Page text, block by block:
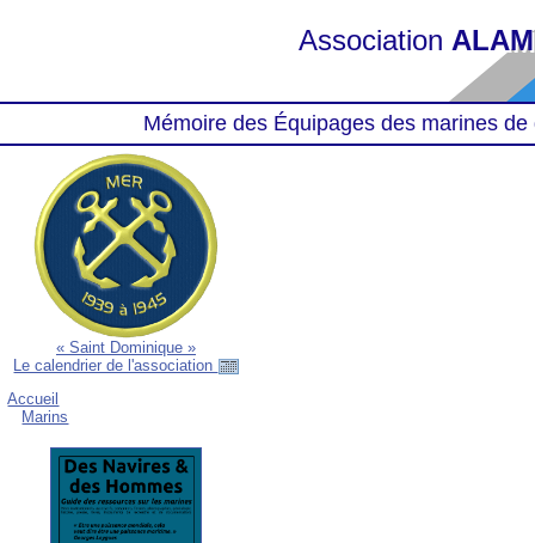
Association
Mémoire des Équipages des marines
« Saint Dominique »
Le calendrier de l'association
Accueil
Marins